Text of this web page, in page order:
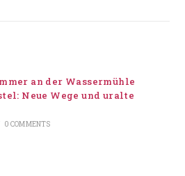
an der Wassermühle
Neue Wege und uralte
0 COMMENTS